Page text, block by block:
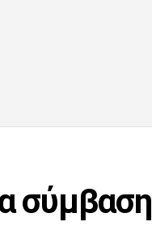
σύμβαση